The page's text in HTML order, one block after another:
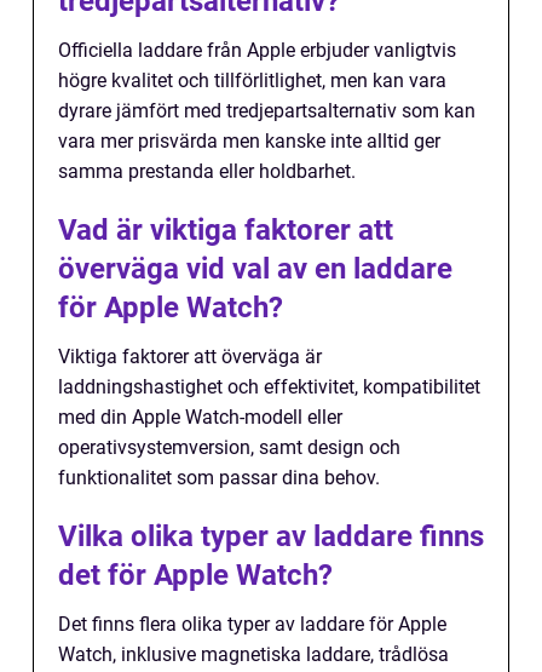
Officiella laddare från Apple erbjuder vanligtvis
högre kvalitet och tillförlitlighet, men kan vara
dyrare jämfört med tredjepartsalternativ som kan
vara mer prisvärda men kanske inte alltid ger
samma prestanda eller holdbarhet.
Vad är viktiga faktorer att
överväga vid val av en laddare
för Apple Watch?
Viktiga faktorer att överväga är
laddningshastighet och effektivitet, kompatibilitet
med din Apple Watch-modell eller
operativsystemversion, samt design och
funktionalitet som passar dina behov.
Vilka olika typer av laddare finns
det för Apple Watch?
Det finns flera olika typer av laddare för Apple
Watch, inklusive magnetiska laddare, trådlösa